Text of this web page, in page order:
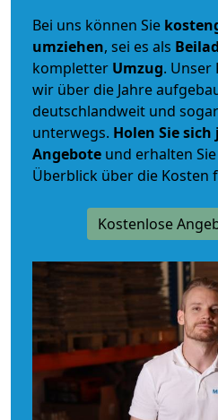
Bei uns können Sie
umziehen, sei es als
kompletter Umzug. Unser
wir über die Jahre
deutschlandweit und
unterwegs. Holen Sie
Angebote und erhalten
Überblick über die Kosten
Kostenlose